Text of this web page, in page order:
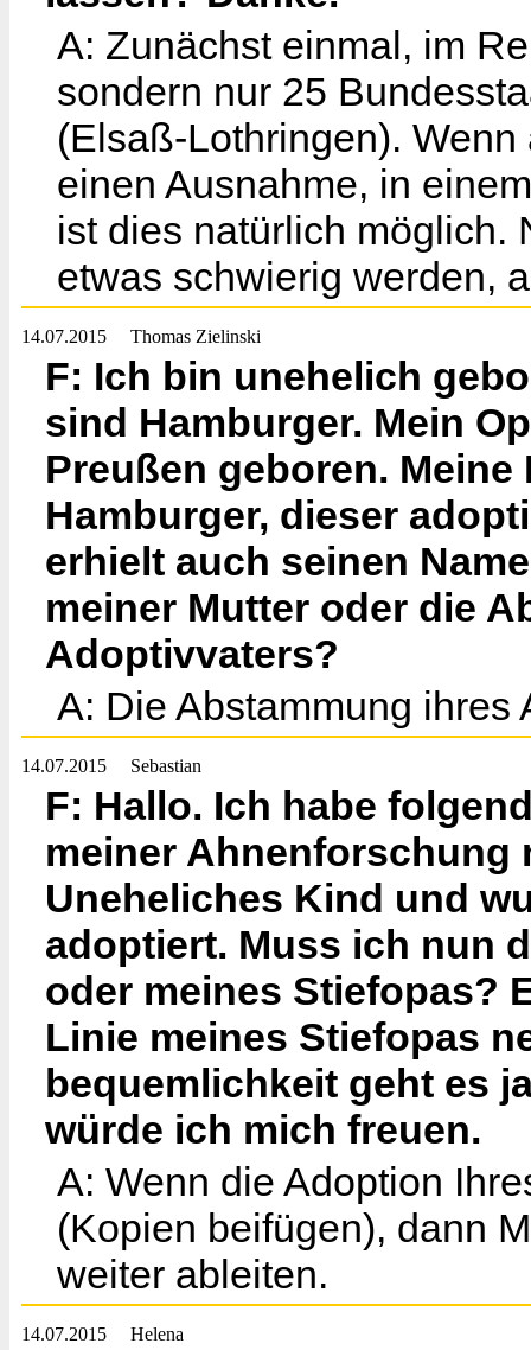
A: Zunächst einmal, im
sondern nur 25
(Elsaß-Lothringen).
einen Ausnahme, in
ist dies natürlich möglich.
etwas schwierig werden,
14.07.2015 Thomas Zielinski
F: Ich bin unehelich
sind Hamburger. Mein
Preußen geboren.
Hamburger, dieser
erhielt auch seinen
meiner Mutter oder die
Adoptivvaters?
A: Die Abstammung ihres
14.07.2015 Sebastian
F: Hallo. Ich habe
meiner Ahnenforschung
Uneheliches Kind und
adoptiert. Muss ich nun
oder meines Stiefopas?
Linie meines Stiefopas
bequemlichkeit geht es
würde ich mich freuen.
A: Wenn die Adoption
(Kopien beifügen), dann
weiter ableiten.
14.07.2015 Helena